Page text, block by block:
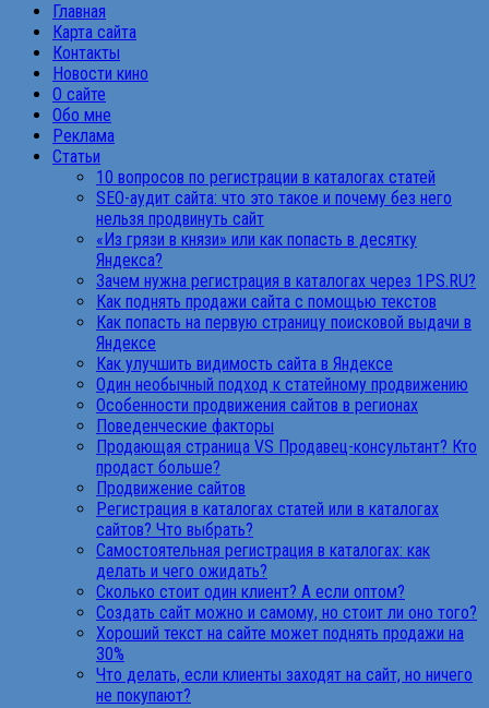
Главная
Карта сайта
Контакты
Новости кино
О сайте
Обо мне
Реклама
Статьи
10 вопросов по регистрации в каталогах статей
SEO-аудит сайта: что это такое и почему без него
нельзя продвинуть сайт
«Из грязи в князи» или как попасть в десятку
Яндекса?
Зачем нужна регистрация в каталогах через 1PS.RU?
Как поднять продажи сайта с помощью текстов
Как попасть на первую страницу поисковой выдачи в
Яндексе
Как улучшить видимость сайта в Яндексе
Один необычный подход к статейному продвижению
Особенности продвижения сайтов в регионах
Поведенческие факторы
Продающая страница VS Продавец-консультант? Кто
продаст больше?
Продвижение сайтов
Регистрация в каталогах статей или в каталогах
сайтов? Что выбрать?
Самостоятельная регистрация в каталогах: как
делать и чего ожидать?
Сколько стоит один клиент? А если оптом?
Создать сайт можно и самому, но стоит ли оно того?
Хороший текст на сайте может поднять продажи на
30%
Что делать, если клиенты заходят на сайт, но ничего
не покупают?